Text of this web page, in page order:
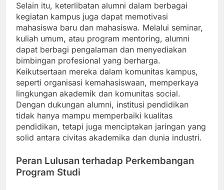
Selain itu, keterlibatan alumni dalam berbagai
kegiatan kampus juga dapat memotivasi
mahasiswa baru dan mahasiswa. Melalui seminar,
kuliah umum, atau program mentoring, alumni
dapat berbagi pengalaman dan menyediakan
bimbingan profesional yang berharga.
Keikutsertaan mereka dalam komunitas kampus,
seperti organisasi kemahasiswaan, memperkaya
lingkungan akademik dan komunitas social.
Dengan dukungan alumni, institusi pendidikan
tidak hanya mampu memperbaiki kualitas
pendidikan, tetapi juga menciptakan jaringan yang
solid antara civitas akademika dan dunia industri.
Peran Lulusan terhadap Perkembangan
Program Studi